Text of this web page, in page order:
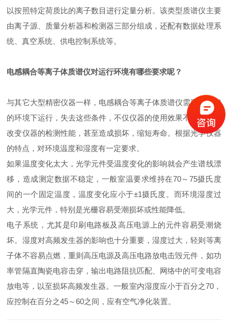
以按照特定荷质比的离子数目进行定量分析。该类型质谱仪主要
由离子源、质量分析器和检测器三部分组成，还配有数据处理系
统、真空系统、供电控制系统等。
电感耦合等离子体质谱仪对运行环境有哪些要求呢？
与其它大型精密仪器一样，电感耦合等离子体质谱仪需要在一定
的环境下运行，失去这些条件，不仅仪器的使用效果不好，而且
改变仪器的检测性能，甚至造成损坏，缩短寿命。根据光学仪器
的特点，对环境温度和湿度有一定要求。
如果温度变化太大，光学元件受温度变化的影响就会产生谱线漂
移，造成测定数据不稳定，一般室温要求维持在70～75摄氏度
间的一个固定温度，温度变化应小于±1摄氏度。而环境湿度过
大，光学元件，特别是光栅容易受潮损坏或性能降低。
电子系统，尤其是印刷电路板及高压电源上的元件容易受潮烧
坏。湿度对高频发生器的影响也十分重要，湿度过大，轻则等离
子体不容易点燃，重则高压电源及高压电路放电击毁元件，如功
率管隔直陶瓷电容击穿，输出电路阻抗匹配、网络中的可变电容
放电等，以至损坏高频发生器。一般室内湿度应小于百分之70，
应控制在百分之45～60之间，应有空气净化装置。